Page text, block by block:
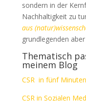
sondern in der
Nachhaltigkeit zu
aus
grundlegenden
Thematisch
meinem Blog
CSR in fünf Minuten
CSR in Sozialen